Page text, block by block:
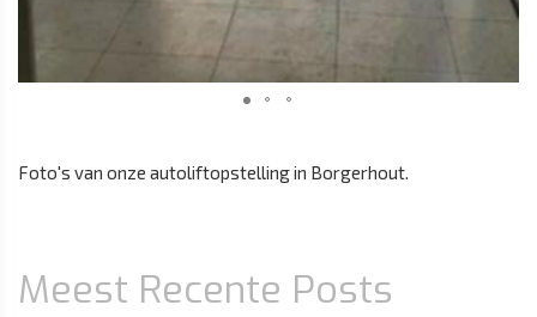
Foto's van onze autoliftopstelling in Borgerhout.
Meest Recente Posts